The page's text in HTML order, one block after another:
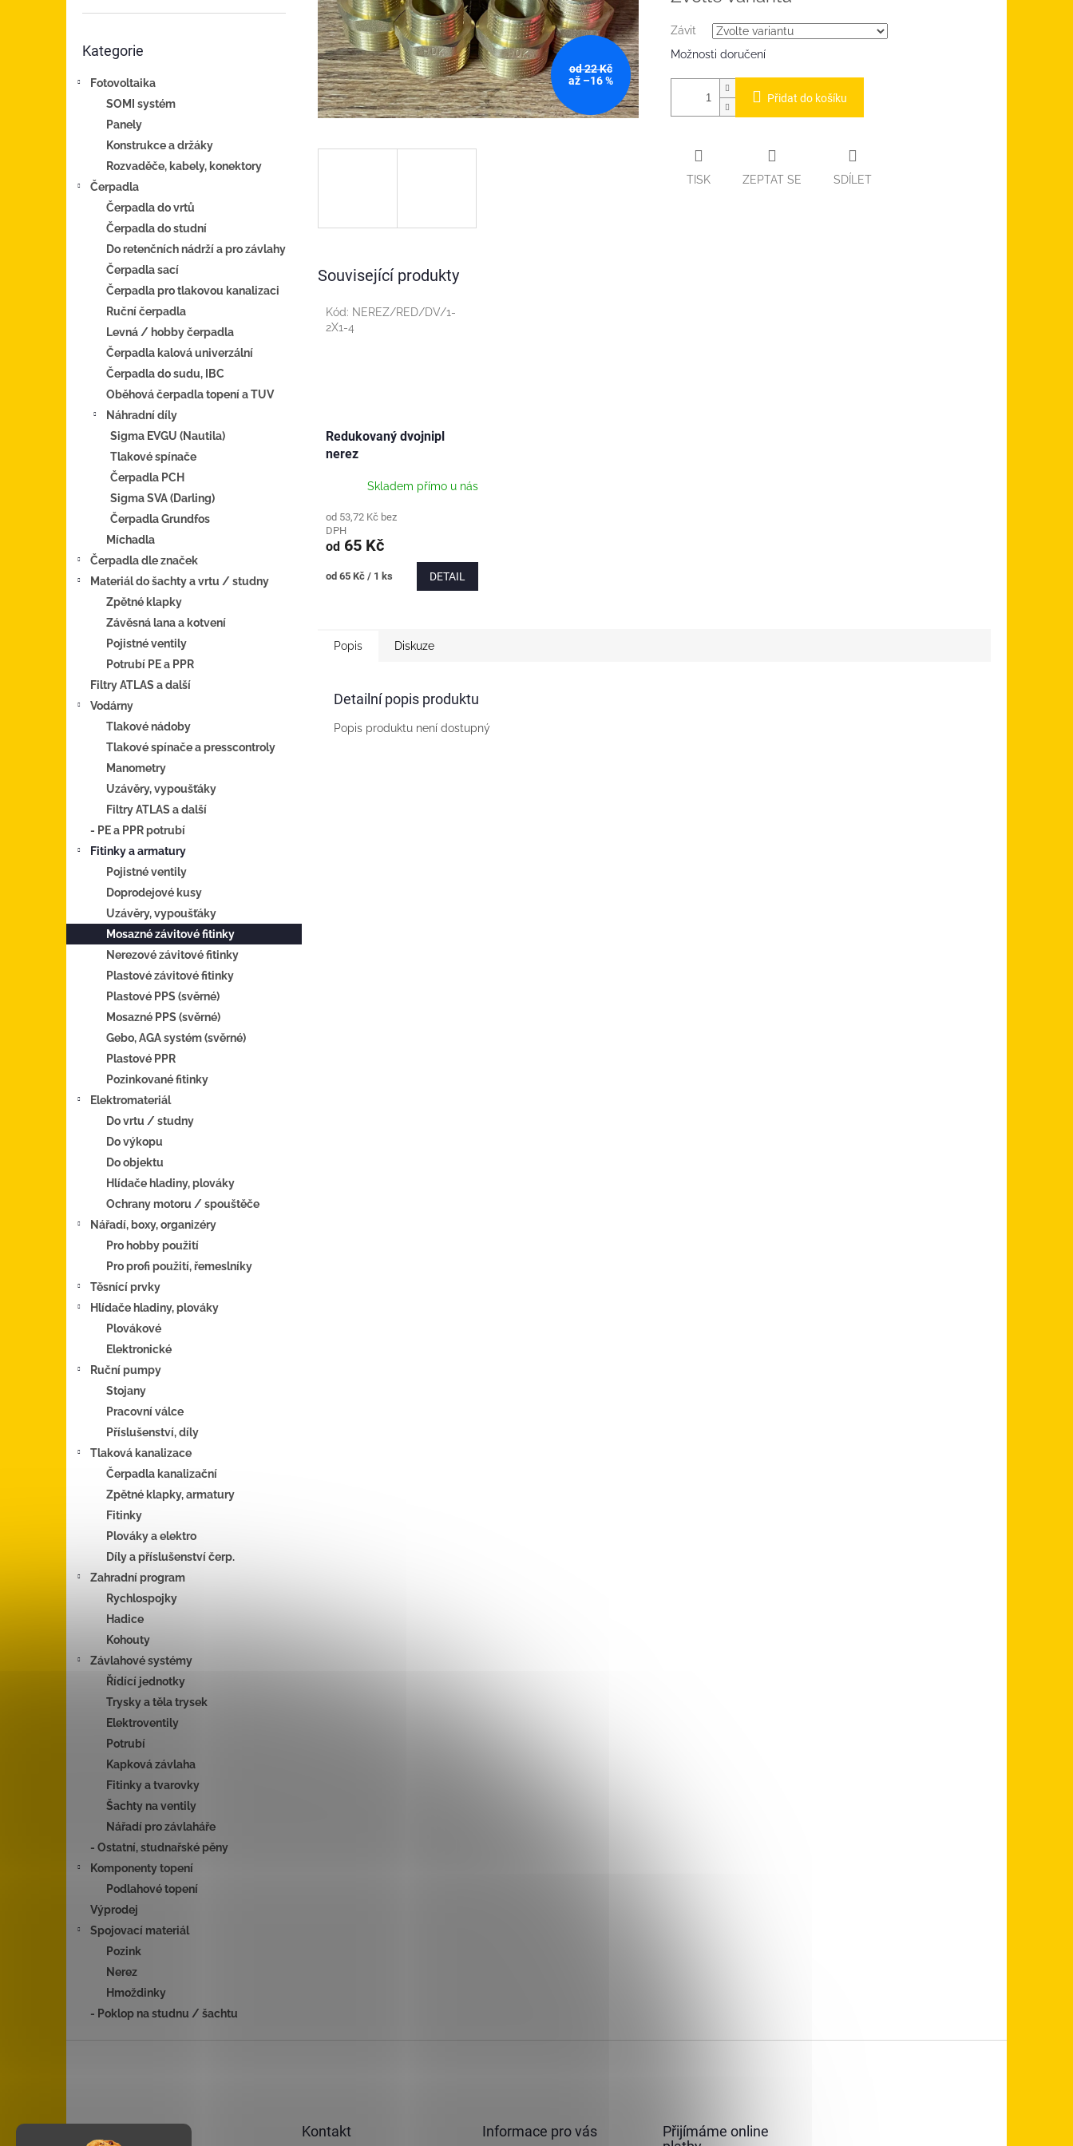
kategorie
Kategorie
Fotovoltaika
SOMI systém
Panely
Konstrukce a držáky
Rozvaděče, kabely, konektory
Čerpadla
Čerpadla do vrtů
Čerpadla do studní
Do retenčních nádrží a pro závlahy
Čerpadla sací
Čerpadla pro tlakovou kanalizaci
Ruční čerpadla
Levná / hobby čerpadla
Čerpadla kalová univerzální
Čerpadla do sudu, IBC
Oběhová čerpadla topení a TUV
Náhradní díly
Sigma EVGU (Nautila)
Tlakové spínače
Čerpadla PCH
Sigma SVA (Darling)
Čerpadla Grundfos
Míchadla
Čerpadla dle značek
Materiál do šachty a vrtu / studny
Zpětné klapky
Závěsná lana a kotvení
Pojistné ventily
Potrubí PE a PPR
Filtry ATLAS a další
Vodárny
Tlakové nádoby
Tlakové spínače a presscontroly
Manometry
Uzávěry, vypoušťáky
Filtry ATLAS a další
- PE a PPR potrubí
Fitinky a armatury
Pojistné ventily
Doprodejové kusy
Uzávěry, vypoušťáky
Mosazné závitové fitinky
Nerezové závitové fitinky
Plastové závitové fitinky
Plastové PPS (svěrné)
Mosazné PPS (svěrné)
Gebo, AGA systém (svěrné)
Plastové PPR
Pozinkované fitinky
Elektromateriál
Do vrtu / studny
Do výkopu
Do objektu
Hlídače hladiny, plováky
Ochrany motoru / spouštěče
Nářadí, boxy, organizéry
Pro hobby použití
Pro profi použití, řemeslníky
Těsnící prvky
Hlídače hladiny, plováky
Plovákové
Elektronické
Ruční pumpy
Stojany
Pracovní válce
Příslušenství, díly
Tlaková kanalizace
Čerpadla kanalizační
Zpětné klapky, armatury
Fitinky
Plováky a elektro
Díly a příslušenství čerp.
Zahradní program
Rychlospojky
Hadice
Kohouty
Závlahové systémy
Řídící jednotky
Trysky a těla trysek
Elektroventily
Potrubí
Kapková závlaha
Fitinky a tvarovky
Šachty na ventily
Nářadí pro závlaháře
- Ostatní, studnařské pěny
Komponenty topení
Podlahové topení
Výprodej
Spojovací materiál
Pozink
Nerez
Hmoždinky
- Poklop na studnu / šachtu
od 22 Kč
až –16 %
Závit
Možnosti doručení
Přidat do košíku
TISK ZEPTAT SE SDÍLET
Související produkty
Redukovaný dvojnipl
nerez
Skladem přímo u nás
od 53,72 Kč bez
DPH
od 65 Kč
Měrná
od 65 Kč / 1 ks DETAIL
Kód: NEREZ/RED/DV/1-
2X1-4
Popis Diskuze
Detailní popis produktu
Popis produktu není dostupný
Kontakt Informace pro vás
Přijímáme online